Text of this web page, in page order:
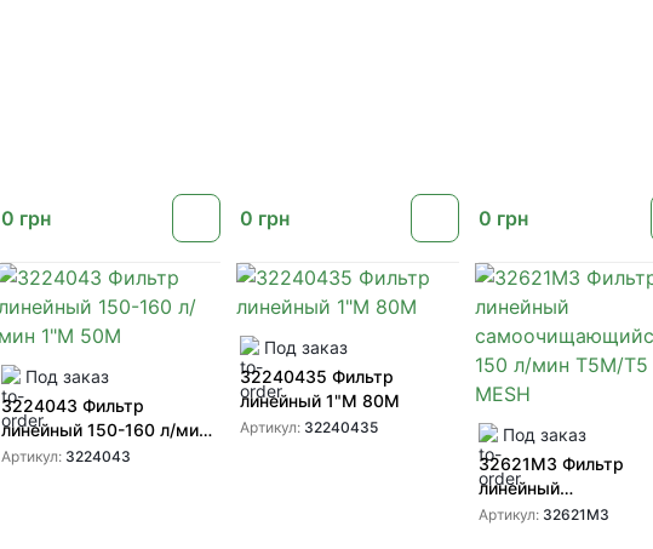
0 грн 0 грн 0 грн
Под заказ
3224043 Фильтр
линейный 150-160 л/мин
1"M 50M
Артикул: 3224043
Под заказ
32240435 Фильтр
линейный 1"М 80М
Артикул: 32240435
Под заказ
32621M3 Фильтр
линейный
самоочищающийся
Артикул: 32621M3